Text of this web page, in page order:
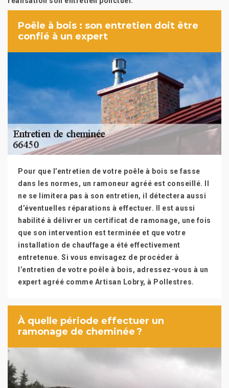
Poêle à bois : son entretien doit être
confié à un expert
Pour que l’entretien de votre poêle à bois se fasse
dans les normes, un ramoneur agréé est conseillé. Il
ne se limitera pas à son entretien, il détectera aussi
d’éventuelles réparations à effectuer. Il est aussi
habilité à délivrer un certificat de ramonage, une fois
que son intervention est terminée et que votre
installation de chauffage a été effectivement
entretenue. Si vous envisagez de procéder à
l’entretien de votre poêle à bois, adressez-vous à un
expert agréé comme Artisan Lobry, à Pollestres.
À quelle période effectuer un
ramonage de cheminée ?